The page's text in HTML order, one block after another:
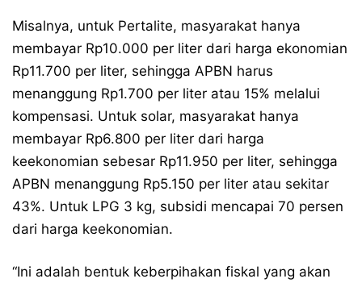
Misalnya, untuk Pertalite, masyarakat hanya
membayar Rp10.000 per liter dari harga ekonomian
Rp11.700 per liter, sehingga APBN harus
menanggung Rp1.700 per liter atau 15% melalui
kompensasi. Untuk solar, masyarakat hanya
membayar Rp6.800 per liter dari harga
keekonomian sebesar Rp11.950 per liter, sehingga
APBN menanggung Rp5.150 per liter atau sekitar
43%. Untuk LPG 3 kg, subsidi mencapai 70 persen
dari harga keekonomian.
“Ini adalah bentuk keberpihakan fiskal yang akan